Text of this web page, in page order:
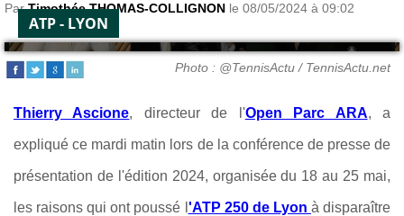
ParTimothée THOMAS-COLLIGNON le 08/05/2024 à 09:02
ATP - LYON
Photo : @TennisActu / TennisActu.net
Thierry Ascione, directeur de l'Open Parc ARA, a
expliqué ce mardi matin lors de la conférence de presse de
présentation de l'édition 2024, organisée du 18 au 25 mai,
les raisons qui ont poussé l 'ATP 250 de Lyon à disparaître